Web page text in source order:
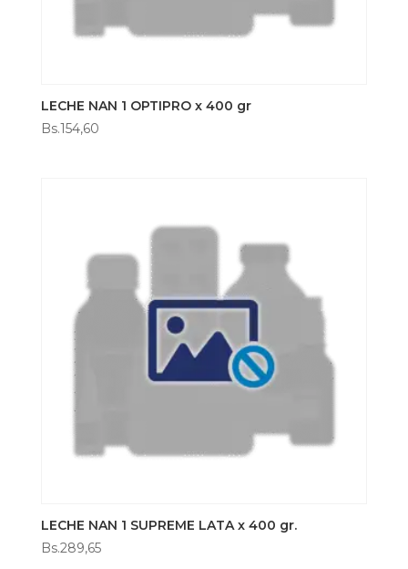
LECHE NAN 1 OPTIPRO x 400 gr
Bs.154,60
LECHE NAN 1 SUPREME LATA x 400 gr.
Bs.289,65